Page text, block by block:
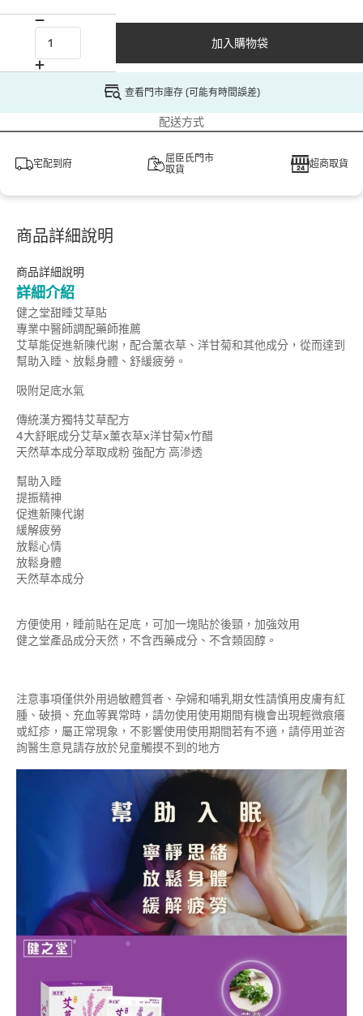
加入購物袋
查看門市庫存 (可能有時間誤差)
配送方式
宅配到府
屈臣氏門市
取貨
超商取貨
商品詳細說明
商品詳細說明
詳細介紹
健之堂甜睡艾草貼
專業中醫師調配藥師推薦
艾草能促進新陳代謝，配合薰衣草、洋甘菊和其他成分，從而達到
幫助入睡、放鬆身體、舒緩疲勞。
吸附足底水氣
傳統漢方獨特艾草配方
4大舒眠成分艾草x薰衣草x洋甘菊x竹醋
天然草本成分萃取成粉 強配方 高滲透
幫助入睡
提振精神
促進新陳代謝
緩解疲勞
放鬆心情
放鬆身體
天然草本成分
方便使用，睡前貼在足底，可加一塊貼於後頸，加強效用
健之堂產品成分天然，不含西藥成分、不含類固醇。
注意事項僅供外用過敏體質者、孕婦和哺乳期女性請慎用皮膚有紅
腫、破損、充血等異常時，請勿使用使用期間有機會出現輕微痕癢
或紅疹，屬正常現象，不影響使用使用期間若有不適，請停用並咨
詢醫生意見請存放於兒童觸摸不到的地方